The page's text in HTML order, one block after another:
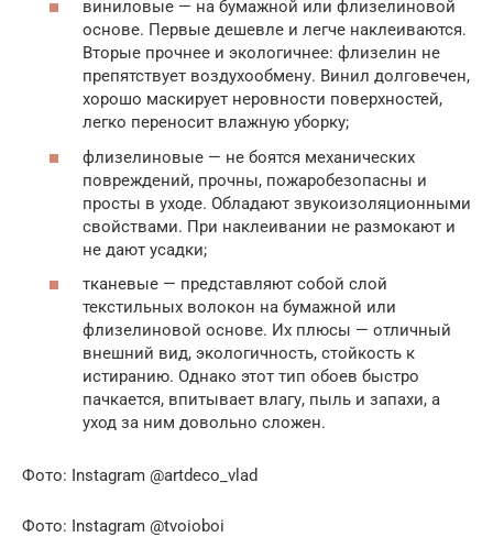
виниловые — на бумажной или флизелиновой
основе. Первые дешевле и легче наклеиваются.
Вторые прочнее и экологичнее: флизелин не
препятствует воздухообмену. Винил долговечен,
хорошо маскирует неровности поверхностей,
легко переносит влажную уборку;
флизелиновые — не боятся механических
повреждений, прочны, пожаробезопасны и
просты в уходе. Обладают звукоизоляционными
свойствами. При наклеивании не размокают и
не дают усадки;
тканевые — представляют собой слой
текстильных волокон на бумажной или
флизелиновой основе. Их плюсы — отличный
внешний вид, экологичность, стойкость к
истиранию. Однако этот тип обоев быстро
пачкается, впитывает влагу, пыль и запахи, а
уход за ним довольно сложен.
Фото: Instagram @artdeco_vlad
Фото: Instagram @tvoioboi